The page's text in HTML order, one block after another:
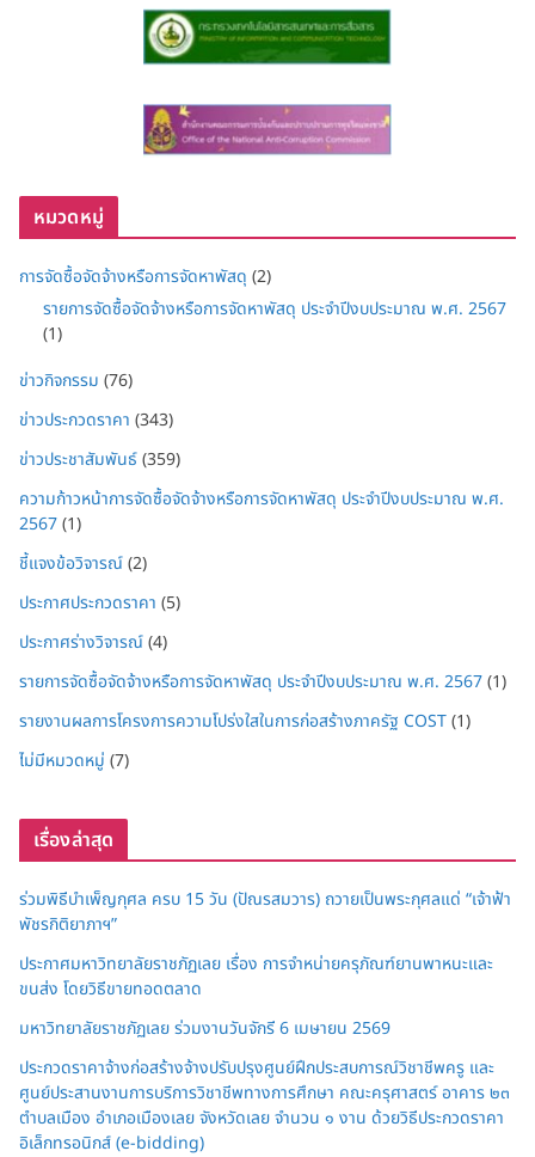
หมวดหมู่
การจัดซื้อจัดจ้างหรือการจัดหาพัสดุ (2)
รายการจัดซื้อจัดจ้างหรือการจัดหาพัสดุ ประจำปีงบประมาณ พ.ศ. 2567
(1)
ข่าวกิจกรรม (76)
ข่าวประกวดราคา (343)
ข่าวประชาสัมพันธ์(359)
ความก้าวหน้าการจัดซื้อจัดจ้างหรือการจัดหาพัสดุ ประจำปีงบประมาณ พ.ศ.
2567(1)
ชี้แจงข้อวิจารณ์(2)
ประกาศประกวดราคา (5)
ประกาศร่างวิจารณ์(4)
รายการจัดซื้อจัดจ้างหรือการจัดหาพัสดุ ประจำปีงบประมาณ พ.ศ. 2567(1)
รายงานผลการโครงการความโปร่งใสในการก่อสร้างภาครัฐ COST(1)
ไม่มีหมวดหมู่ (7)
เรื่องล่าสุด
ร่วมพิธีบำเพ็ญกุศล ครบ 15 วัน (ปัณรสมวาร) ถวายเป็นพระกุศลแด่ “เจ้าฟ้า
พัชรกิติยาภาฯ”
ประกาศมหาวิทยาลัยราชภัฏเลย เรื่อง การจำหน่ายครุภัณฑ์ยานพาหนะและ
ขนส่ง โดยวิธีขายทอดตลาด
มหาวิทยาลัยราชภัฏเลย ร่วมงานวันจักรี 6 เมษายน 2569
ประกวดราคาจ้างก่อสร้างจ้างปรับปรุงศูนย์ฝึกประสบการณ์วิชาชีพครู และ
ศูนย์ประสานงานการบริการวิชาชีพทางการศึกษา คณะครุศาสตร์ อาคาร ๒๓
ตำบลเมือง อำเภอเมืองเลย จังหวัดเลย จำนวน ๑ งาน ด้วยวิธีประกวดราคา
อิเล็กทรอนิกส์ (e-bidding)